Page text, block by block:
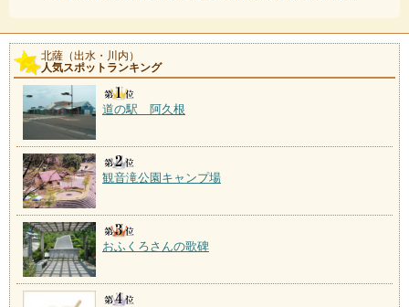
北薩（出水・川内）
人気スポットランキング
道の駅 阿久根
観音滝公園キャンプ場
おふくろさんの歌碑